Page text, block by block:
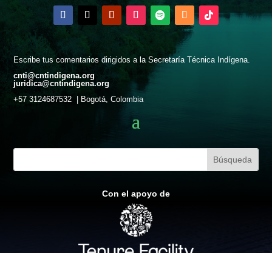
Escribe tus comentarios dirigidos a la Secretaría Técnica Indígena.
cnti@cntindigena.org
juridica@cntindigena.org
+57 3124687532 | Bogotá, Colombia
Con el apoyo de